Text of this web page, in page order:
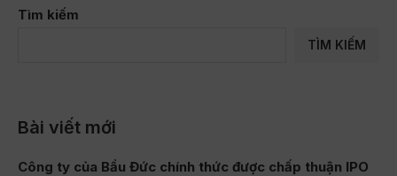
Tìm kiếm
TÌM KIẾM
Bài viết mới
Công ty của Bầu Đức chính thức được chấp thuận IPO